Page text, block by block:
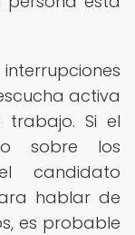
activa
trabajo. Si el
sobre los
candidato
hablar de
es probable